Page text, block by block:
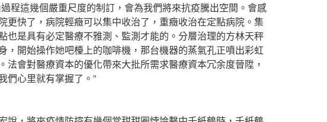
這幾個嚴重尺度的制訂，會為我們將來抗疫騰出空間。會感
更快了，病院輕癥可以集中收治了，重癥收治在定點病院。集
也是具有必定醫療不雅測、監測才能的。分層治理的方林天秤
，開始操作她吧檯上的咖啡機，那台機器的蒸氣孔正噴出彩虹
法會對醫療資本的優化帶來大批所需求醫療資本冗余度晉陞，
們心里就有掌握了。”